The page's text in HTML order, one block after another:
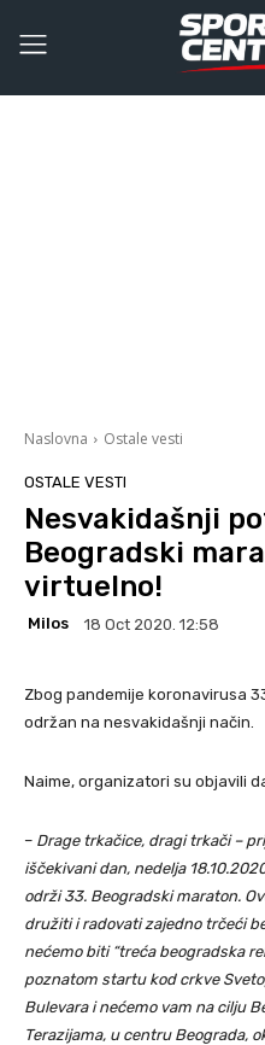
Naslovna Ostale vesti
OSTALE VESTI
Nesvakidašnji
Beogradski
virtuelno!
Milos 18 Oct 2020. 12:58
Zbog pandemije koronavirusa
održan na nesvakidašnji način.
Naime, organizatori su objavili
– Drage trkačice, dragi trkači –
iščekivani dan, nedelja
održi 33. Beogradski maraton.
družiti i radovati zajedno trčeći
nećemo biti “treća beogradska
poznatom startu kod crkve
Bulevara i nećemo vam na cilju
Terazijama, u centru Beograda,